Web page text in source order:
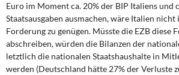
Euro im Moment ca. 20% der BIP Italiens und
Staatsausgaben ausmachen, wäre Italien nicht
Forderung zu genügen. Müsste die EZB diese
abschreiben, würden die Bilanzen der
letztlich die nationalen Staatshaushalte in
werden (Deutschland hätte 27% der Verluste